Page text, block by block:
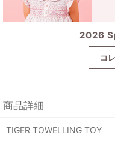
2026
コ
商品詳細
TIGER TOWELLING TOY